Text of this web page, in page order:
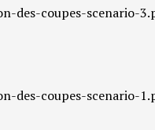
des-coupes-scenario-
des-coupes-scenario-